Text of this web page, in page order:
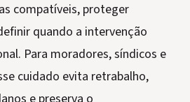
compatíveis, proteger
quando a intervenção
Para moradores, síndicos e
cuidado evita retrabalho,